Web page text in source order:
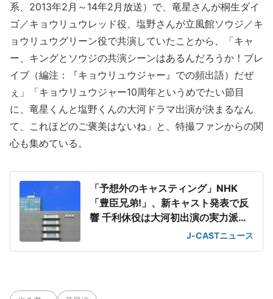
系、2013年2月～14年2月放送）で、竜星さんが桐生ダイ
ゴ／キョウリュウレッド役、塩野さんが立風館ソウジ／キ
ョウリュウグリーン役で共演していたことから、「キャ
ー、キングとソウジの共演シーンはあるんだろうか！ブレ
イブ（編注：『キョウリュウジャー』での頻出語）だぜ
ぇ」「キョウリュウジャー10周年というめでたい節目
に、竜星くんと塩野くんの大河ドラマ出演が決まるなん
て、これほどのご褒美はないね」と、特撮ファンからの関
心も集めている。
「予想外のキャスティング」NHK
「豊臣兄弟!」、新キャスト発表で反
響 千利休役は大河初出演の実力派俳
J-CASTニュース